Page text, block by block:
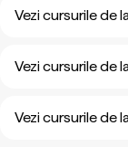
Vezi cursurile de
Vezi cursurile de
Vezi cursurile de